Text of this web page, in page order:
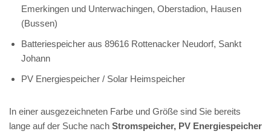
Emerkingen und Unterwachingen, Oberstadion, Hausen
(Bussen)
Batteriespeicher aus 89616 Rottenacker Neudorf, Sankt
Johann
PV Energiespeicher / Solar Heimspeicher
In einer ausgezeichneten Farbe und Größe sind Sie bereits
lange auf der Suche nach Stromspeicher, PV Energiespeicher